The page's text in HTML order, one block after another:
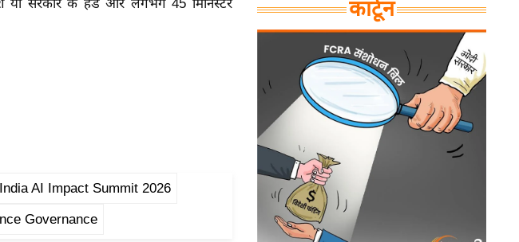
या सरकार के हेड और लगभग 45 मिनिस्टर
India AI Impact Summit 2026
Governance
कार्टून